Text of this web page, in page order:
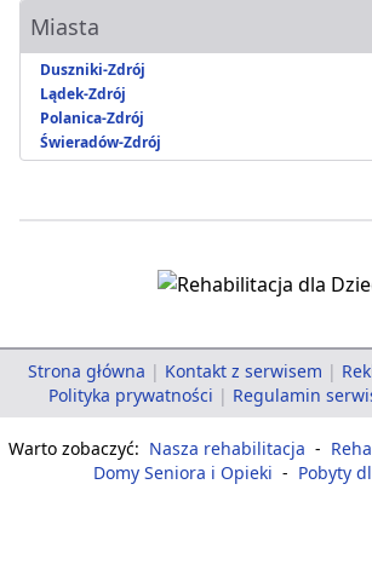
Miasta
Duszniki-Zdrój
Lądek-Zdrój
Polanica-Zdrój
Świeradów-Zdrój
Strona główna | Kontakt z serwisem |
Polityka prywatności | Regulamin
Warto zobaczyć: Nasza rehabilitacja -
Domy Seniora i Opieki - Pobyty